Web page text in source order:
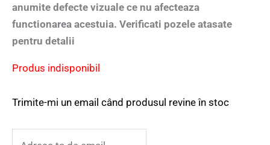
anumite defecte vizuale ce nu afecteaza
functionarea acestuia. Verificati pozele atasate
pentru detalii
Produs indisponibil
Trimite-mi un email când produsul revine în stoc